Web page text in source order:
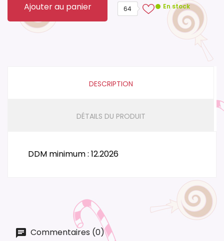
Ajouter au panier 64 En stock
DESCRIPTION
DÉTAILS DU PRODUIT
DDM minimum : 12.2026
Commentaires (0)